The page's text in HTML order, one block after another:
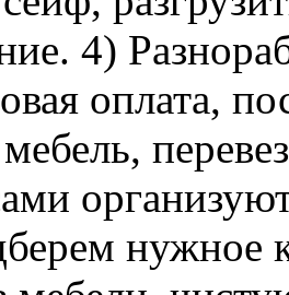
4)
оплата,
нужное